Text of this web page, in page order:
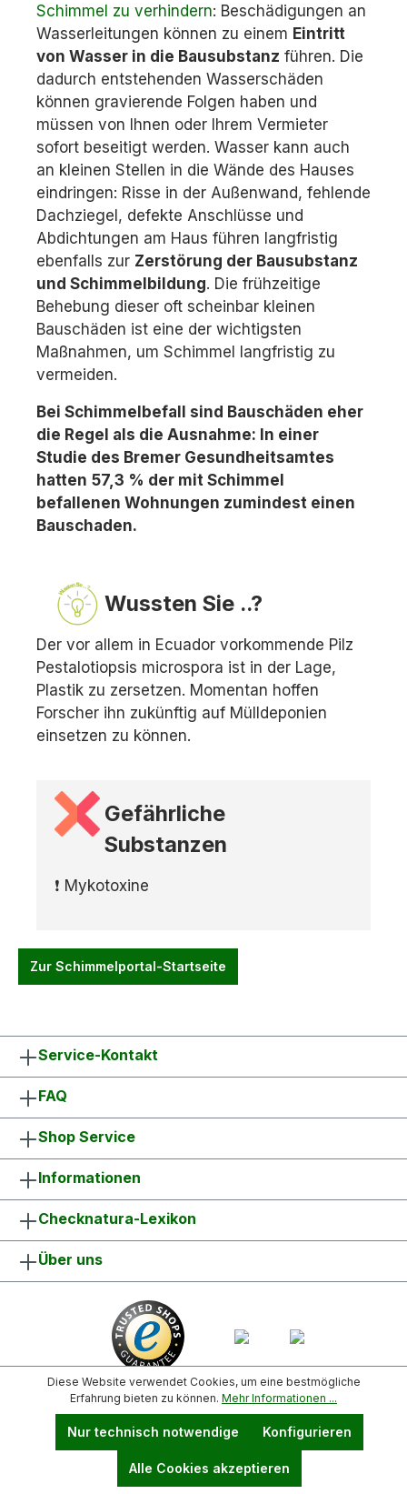
Schimmel zu verhindern: Beschädigungen an
Wasserleitungen können zu einem Eintritt
von Wasser in die Bausubstanz führen. Die
dadurch entstehenden Wasserschäden
können gravierende Folgen haben und
müssen von Ihnen oder Ihrem Vermieter
sofort beseitigt werden. Wasser kann auch
an kleinen Stellen in die Wände des Hauses
eindringen: Risse in der Außenwand, fehlende
Dachziegel, defekte Anschlüsse und
Abdichtungen am Haus führen langfristig
ebenfalls zur Zerstörung der Bausubstanz
und Schimmelbildung. Die frühzeitige
Behebung dieser oft scheinbar kleinen
Bauschäden ist eine der wichtigsten
Maßnahmen, um Schimmel langfristig zu
vermeiden.
Bei Schimmelbefall sind Bauschäden eher
die Regel als die Ausnahme: In einer
Studie des Bremer Gesundheitsamtes
hatten 57,3 % der mit Schimmel
befallenen Wohnungen zumindest einen
Bauschaden.
Wussten Sie ..?
Der vor allem in Ecuador vorkommende Pilz
Pestalotiopsis microspora ist in der Lage,
Plastik zu zersetzen. Momentan hoffen
Forscher ihn zukünftig auf Mülldeponien
einsetzen zu können.
Gefährliche
Substanzen
❗ Mykotoxine
Zur Schimmelportal-Startseite
Service-Kontakt
FAQ
Shop Service
Informationen
Checknatura-Lexikon
Über uns
Vertrag widerrufen
Diese Website verwendet Cookies, um eine bestmögliche
Erfahrung bieten zu können. Mehr Informationen ...
Nur technisch notwendige Konfigurieren
Alle Cookies akzeptieren